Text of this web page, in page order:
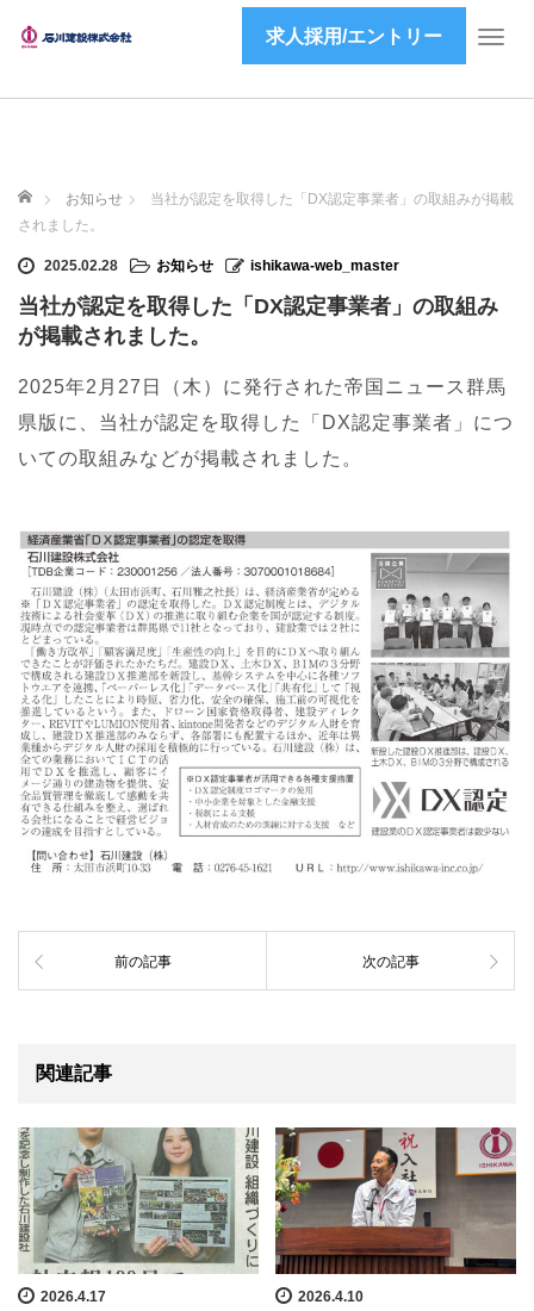
T
n
g
i
n
求人採用/エントリー
ホーム お知らせ
当社が認定を取得した「DX認定事業者」の取組みが掲載
されました。
2025.02.28 お知らせ ishikawa-web_master
当社が認定を取得した「DX認定事業者」の取組み
が掲載されました。
2025年2月27日（木）に発行された帝国ニュース群馬
県版に、当社が認定を取得した「DX認定事業者」につ
いての取組みなどが掲載されました。
前の記事 次の記事
関連記事
2026.4.17 2026.4.10